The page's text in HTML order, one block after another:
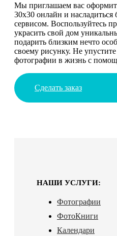
Мы приглашаем вас
30х30 онлайн и
сервисом. Воспользуйтесь
украсить свой дом
подарить близким нечто
своему рисунку. Не
фотографии в жизнь с
Сделать заказ
НАШИ УСЛУГИ:
Фотографии
ФотоКниги
Календари